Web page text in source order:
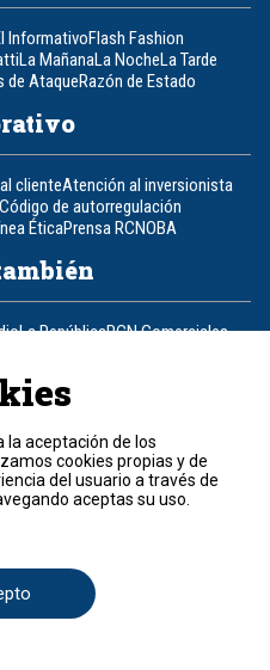
InformativoFlash Fashion
La MañanaLa NocheLa Tarde
de AtaqueRazón de Estado
clienteAtención al inversionista
Código de autorregulación
ÉticaPrensa RCNOBA
La RepúblicaRCN Comerciales
426 92 92
Medios.
la aceptación de los
cookies propias y de
del usuario a través de
aceptas su uso.